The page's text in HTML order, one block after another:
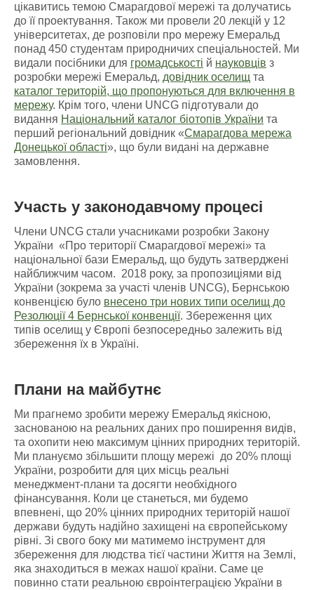
цікавитись темою Смарагдової мережі та долучатись
до її проектування. Також ми провели 20 лекцій у 12
університетах, де розповіли про мережу Емеральд
понад 450 студентам природничих спеціальностей. Ми
видали посібники для громадськості й науковців з
розробки мережі Емеральд, довідник оселищ та
каталог територій, що пропонуються для включення в
мережу. Крім того, члени UNCG підготували до
видання Національний каталог біотопів України та
перший регіональний довідник «Смарагдова мережа
Донецької області», що були видані на державне
замовлення.
Участь у законодавчому процесі
Члени UNCG стали учасниками розробки Закону
України «Про території Смарагдової мережі» та
національної бази Емеральд, що будуть затверджені
найближчим часом. 2018 року, за пропозиціями від
України (зокрема за участі членів UNCG), Бернською
конвенцією було внесено три нових типи оселищ до
Резолюції 4 Бернської конвенції. Збереження цих
типів оселищ у Європі безпосередньо залежить від
збереження їх в Україні.
Плани на майбутнє
Ми прагнемо зробити мережу Емеральд якісною,
заснованою на реальних даних про поширення видів,
та охопити нею максимум цінних природних територій.
Ми плануємо збільшити площу мережі до 20% площі
України, розробити для цих місць реальні
менеджмент-плани та досягти необхідного
фінансування. Коли це станеться, ми будемо
впевнені, що 20% цінних природних територій нашої
держави будуть надійно захищені на європейському
рівні. Зі свого боку ми матимемо інструмент для
збереження для людства тієї частини Життя на Землі,
яка знаходиться в межах нашої країни. Саме це
повинно стати реальною євроінтеграцією України в